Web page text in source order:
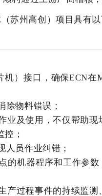
（苏州高创）项目具有
）接口，确保ECN在
除物料错误；
业及使用，不仅帮助现
；
员作业纠错；
的机器程序和工作参数
过程事件的持续监测